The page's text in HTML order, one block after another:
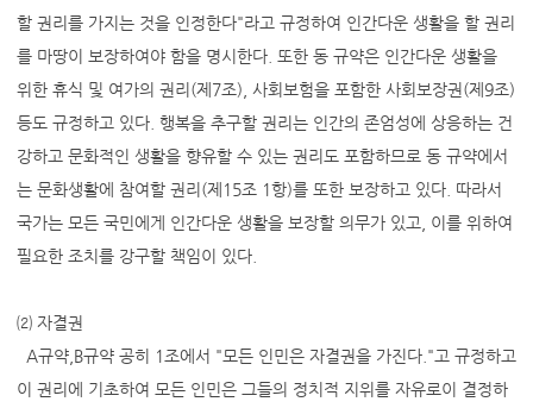
할 권리를 가지는 것을 인정한다"라고 규정하여 인간다운 생활을 할 권리
를 마땅이 보장하여야 함을 명시한다. 또한 동 규약은 인간다운 생활을
위한 휴식 및 여가의 권리(제7조), 사회보험을 포함한 사회보장권(제9조)
등도 규정하고 있다. 행복을 추구할 권리는 인간의 존엄성에 상응하는 건
강하고 문화적인 생활을 향유할 수 있는 권리도 포함하므로 동 규약에서
는 문화생활에 참여할 권리(제15조 1항)를 또한 보장하고 있다. 따라서
국가는 모든 국민에게 인간다운 생활을 보장할 의무가 있고, 이를 위하여
필요한 조치를 강구할 책임이 있다.
⑵ 자결권
A규약,B규약 공히 1조에서 "모든 인민은 자결권을 가진다."고 규정하고
이 권리에 기초하여 모든 인민은 그들의 정치적 지위를 자유로이 결정하